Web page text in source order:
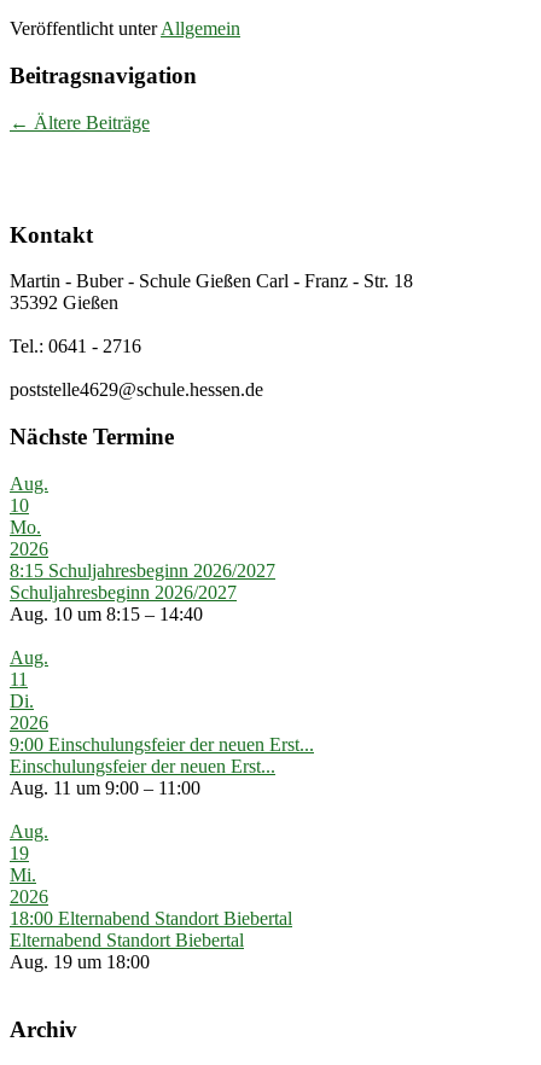
Veröffentlicht unter Allgemein
Beitragsnavigation
← Ältere Beiträge
Kontakt
Martin - Buber - Schule Gießen Carl - Franz - Str. 18
35392 Gießen
Tel.: 0641 - 2716
poststelle4629@schule.hessen.de
Nächste Termine
Aug.
10
Mo.
2026
8:15 Schuljahresbeginn 2026/2027
Schuljahresbeginn 2026/2027
Aug. 10 um 8:15 – 14:40
Aug.
11
Di.
2026
9:00 Einschulungsfeier der neuen Erst...
Einschulungsfeier der neuen Erst...
Aug. 11 um 9:00 – 11:00
Aug.
19
Mi.
2026
18:00 Elternabend Standort Biebertal
Elternabend Standort Biebertal
Aug. 19 um 18:00
Archiv